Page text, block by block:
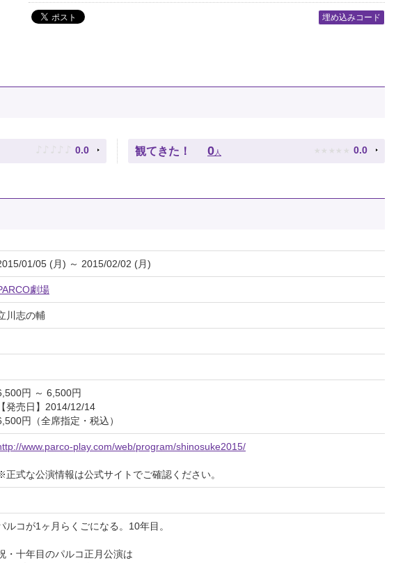
埋め込みコード
♪ ♪ ♪ ♪ ♪ 0.0 観てきた！ 0 人 ★ ★ ★ ★ ★ 0.0
01/05 (月) ～ 2015/02/02 (月)
劇場
川志の輔
円 ～ 6,500円
【発売日】2014/12/14
円（全席指定・税込）
www.parco-play.com/web/program/shinosuke2015/
正式な公演情報は公式サイトでご確認ください。
ルコが1ヶ月らくごになる。10年目。
・十年目のパルコ正月公演は